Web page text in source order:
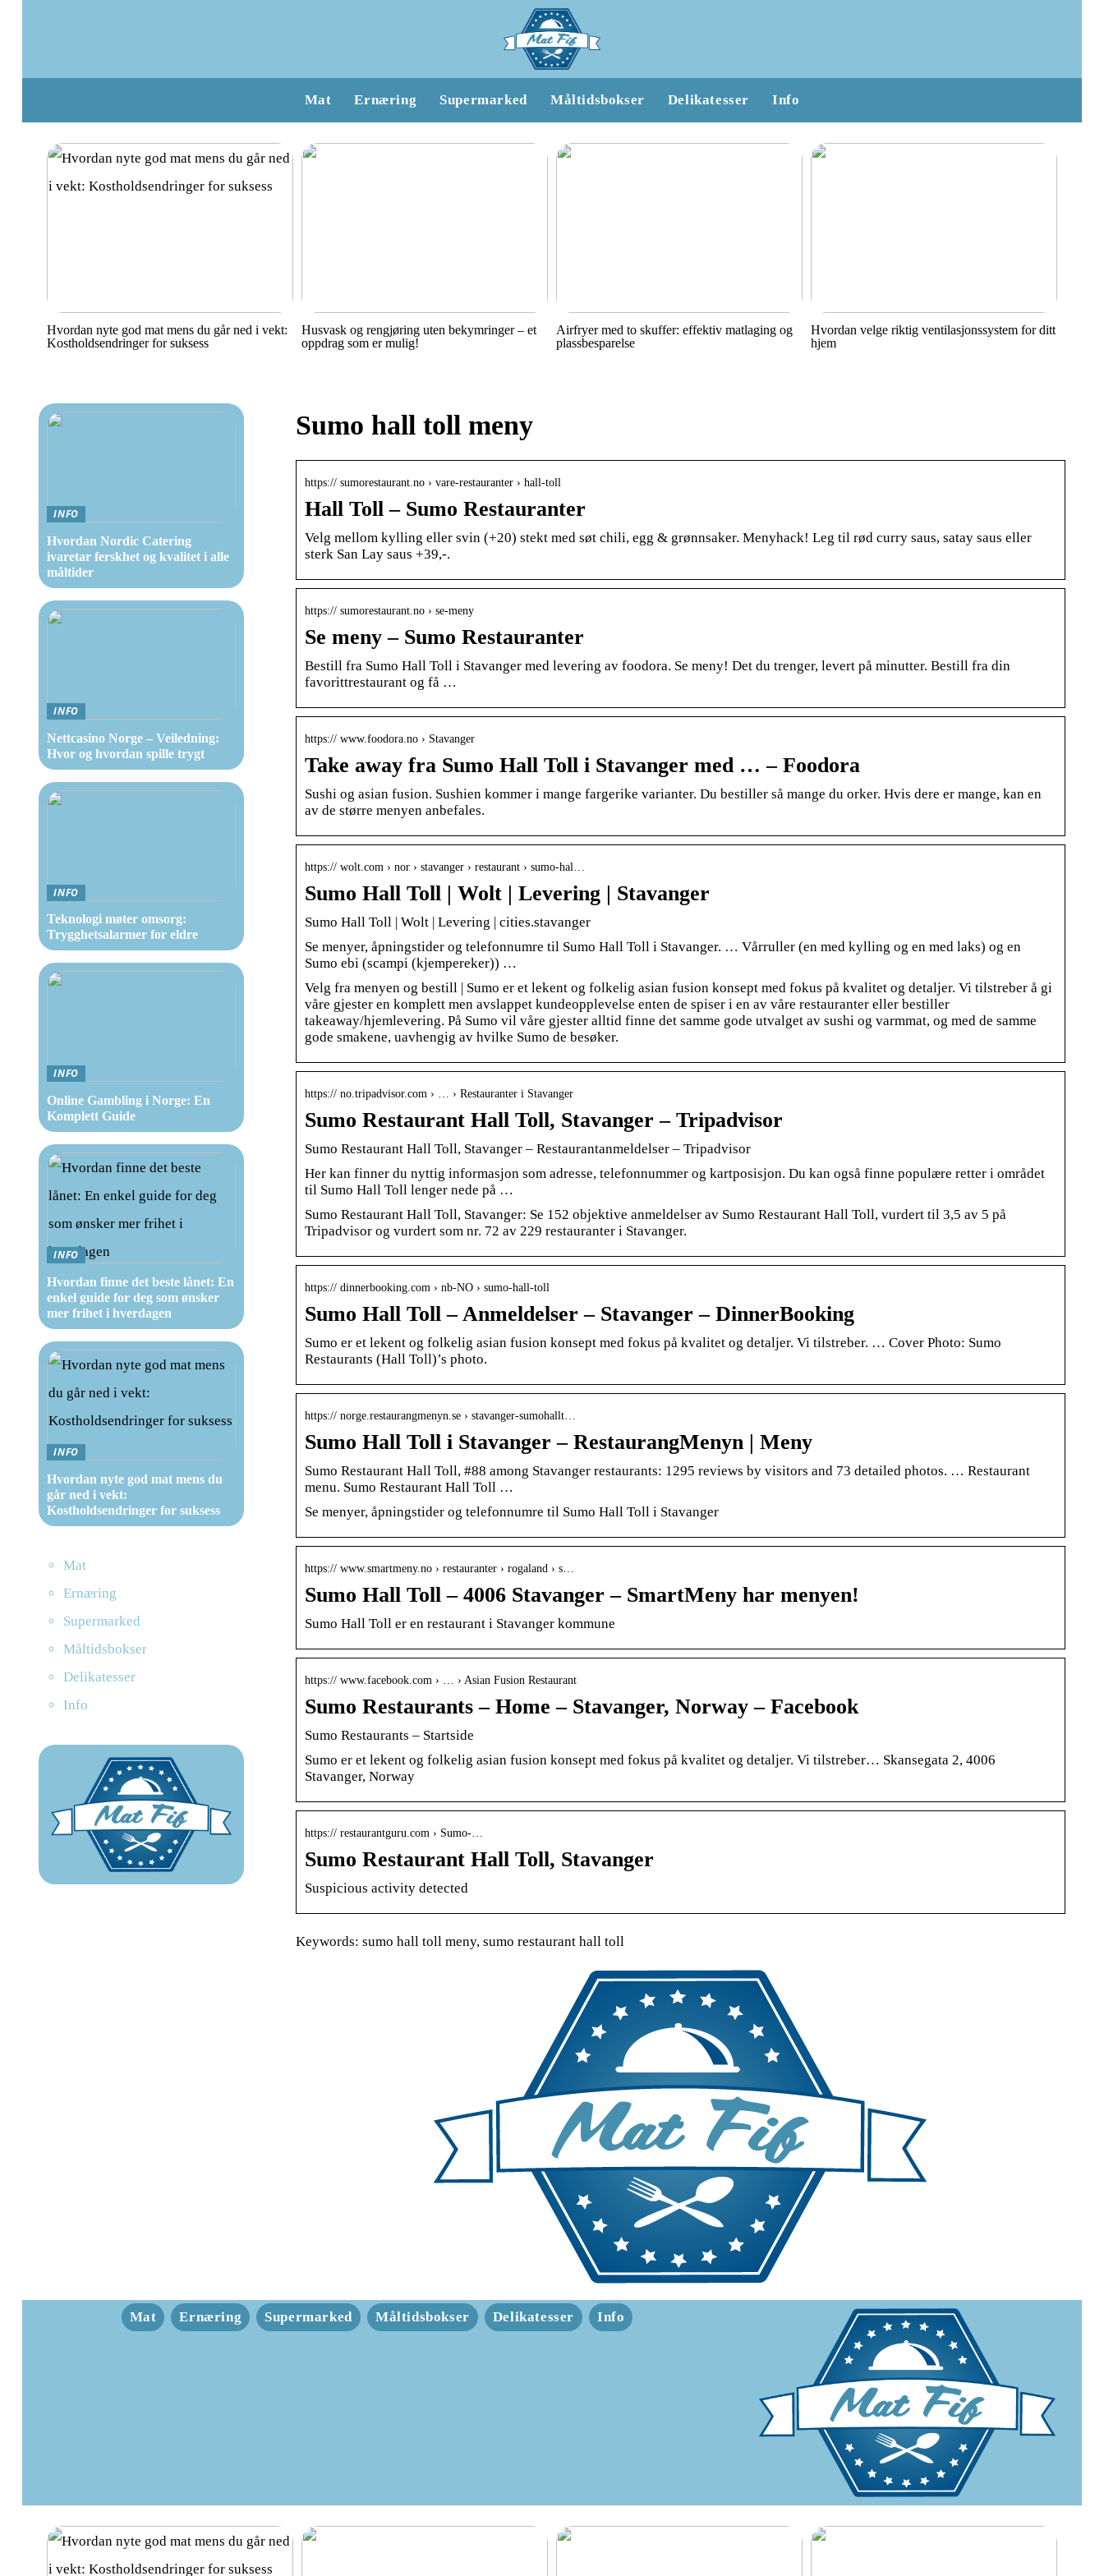
Mat Ernæring Supermarked Måltidsbokser Delikatesser Info
Hvordan nyte god mat mens du går ned i vekt:
Kostholdsendringer for suksess
Husvask og rengjøring uten bekymringer – et
oppdrag som er mulig!
Airfryer med to skuffer: effektiv matlaging og
plassbesparelse
Hvordan velge riktig ventilasjonssystem for ditt
hjem
Sumo hall toll meny
https:// sumorestaurant.no › vare-restauranter › hall-toll
Hall Toll – Sumo Restauranter
Velg mellom kylling eller svin (+20) stekt med søt chili, egg & grønnsaker. Menyhack! Leg til rød curry saus, satay saus eller
sterk San Lay saus +39,-.
https:// sumorestaurant.no › se-meny
Se meny – Sumo Restauranter
Bestill fra Sumo Hall Toll i Stavanger med levering av foodora. Se meny! Det du trenger, levert på minutter. Bestill fra din
favorittrestaurant og få …
https:// www.foodora.no › Stavanger
Take away fra Sumo Hall Toll i Stavanger med … – Foodora
Sushi og asian fusion. Sushien kommer i mange fargerike varianter. Du bestiller så mange du orker. Hvis dere er mange, kan en
av de større menyen anbefales.
https:// wolt.com › nor › stavanger › restaurant › sumo-hal…
Sumo Hall Toll | Wolt | Levering | Stavanger
Sumo Hall Toll | Wolt | Levering | cities.stavanger
Se menyer, åpningstider og telefonnumre til Sumo Hall Toll i Stavanger. … Vårruller (en med kylling og en med laks) og en
Sumo ebi (scampi (kjempereker)) …
Velg fra menyen og bestill | Sumo er et lekent og folkelig asian fusion konsept med fokus på kvalitet og detaljer. Vi tilstreber å gi
våre gjester en komplett men avslappet kundeopplevelse enten de spiser i en av våre restauranter eller bestiller
takeaway/hjemlevering. På Sumo vil våre gjester alltid finne det samme gode utvalget av sushi og varmmat, og med de samme
gode smakene, uavhengig av hvilke Sumo de besøker.
https:// no.tripadvisor.com › … › Restauranter i Stavanger
Sumo Restaurant Hall Toll, Stavanger – Tripadvisor
Sumo Restaurant Hall Toll, Stavanger – Restaurantanmeldelser – Tripadvisor
Her kan finner du nyttig informasjon som adresse, telefonnummer og kartposisjon. Du kan også finne populære retter i området
til Sumo Hall Toll lenger nede på …
Sumo Restaurant Hall Toll, Stavanger: Se 152 objektive anmeldelser av Sumo Restaurant Hall Toll, vurdert til 3,5 av 5 på
Tripadvisor og vurdert som nr. 72 av 229 restauranter i Stavanger.
https:// dinnerbooking.com › nb-NO › sumo-hall-toll
Sumo Hall Toll – Anmeldelser – Stavanger – DinnerBooking
Sumo er et lekent og folkelig asian fusion konsept med fokus på kvalitet og detaljer. Vi tilstreber. … Cover Photo: Sumo
Restaurants (Hall Toll)’s photo.
https:// norge.restaurangmenyn.se › stavanger-sumohallt…
Sumo Hall Toll i Stavanger – RestaurangMenyn | Meny
Sumo Restaurant Hall Toll, #88 among Stavanger restaurants: 1295 reviews by visitors and 73 detailed photos. … Restaurant
menu. Sumo Restaurant Hall Toll …
Se menyer, åpningstider og telefonnumre til Sumo Hall Toll i Stavanger
https:// www.smartmeny.no › restauranter › rogaland › s…
Sumo Hall Toll – 4006 Stavanger – SmartMeny har menyen!
Sumo Hall Toll er en restaurant i Stavanger kommune
https:// www.facebook.com › … › Asian Fusion Restaurant
Sumo Restaurants – Home – Stavanger, Norway – Facebook
Sumo Restaurants – Startside
Sumo er et lekent og folkelig asian fusion konsept med fokus på kvalitet og detaljer. Vi tilstreber… Skansegata 2, 4006
Stavanger, Norway
https:// restaurantguru.com › Sumo-…
Sumo Restaurant Hall Toll, Stavanger
Suspicious activity detected
Keywords: sumo hall toll meny, sumo restaurant hall toll
INFO
Hvordan Nordic Catering
ivaretar ferskhet og kvalitet i alle
måltider
INFO
Nettcasino Norge – Veiledning:
Hvor og hvordan spille trygt
INFO
Teknologi møter omsorg:
Trygghetsalarmer for eldre
INFO
Online Gambling i Norge: En
Komplett Guide
INFO
Hvordan finne det beste lånet: En
enkel guide for deg som ønsker
mer frihet i hverdagen
INFO
Hvordan nyte god mat mens du
går ned i vekt:
Kostholdsendringer for suksess
Mat
Ernæring
Supermarked
Måltidsbokser
Delikatesser
Info
Mat Ernæring Supermarked Måltidsbokser Delikatesser Info